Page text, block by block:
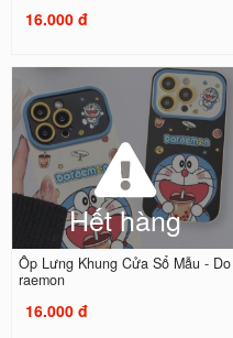
16.000 đ
Hết hàng
Ốp Lưng Khung Cửa Sổ Mẫu - Do
raemon
16.000 đ